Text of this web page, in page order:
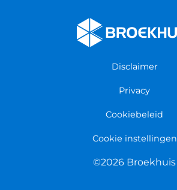
Fietsenwinkel Enschede
Fietsenwinkel Groningen
Fietsenwinkel Limmen
Algemene voorwaarden
Overeenkomst herroepen
Disclaimer
Privacy
Cookiebeleid
Cookie instellingen
©2026 Broekhuis